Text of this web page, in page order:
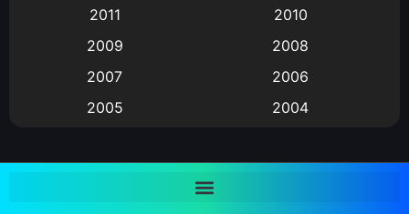
Big tits (นมใหญ่)
Bitch (ผู้หญิงร่าน)
2011
2010
2009
2008
2007
2006
2005
2004